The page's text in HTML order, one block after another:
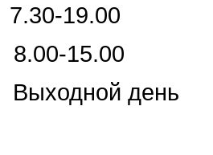
19.00
15.00
день